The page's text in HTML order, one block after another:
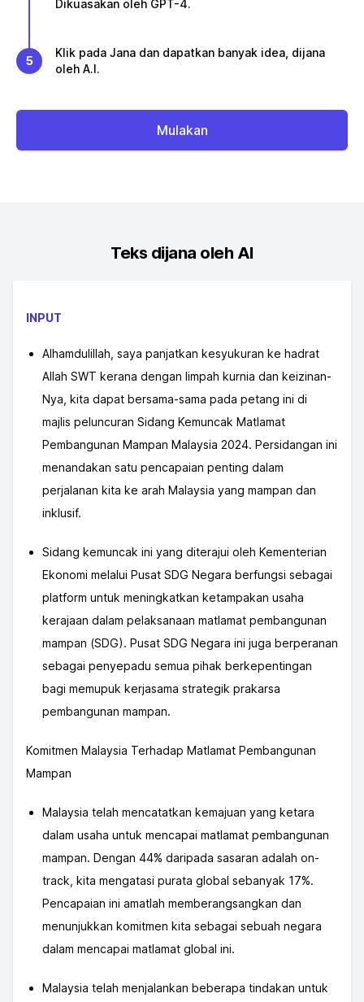
Dikuasakan oleh GPT-4.
5
Klik pada Jana dan dapatkan banyak idea, dijana
oleh A.I.
Mulakan
Teks dijana oleh AI
INPUT
Alhamdulillah, saya panjatkan kesyukuran ke hadrat
Allah SWT kerana dengan limpah kurnia dan keizinan-
Nya, kita dapat bersama-sama pada petang ini di
majlis peluncuran Sidang Kemuncak Matlamat
Pembangunan Mampan Malaysia 2024. Persidangan ini
menandakan satu pencapaian penting dalam
perjalanan kita ke arah Malaysia yang mampan dan
inklusif.
Sidang kemuncak ini yang diterajui oleh Kementerian
Ekonomi melalui Pusat SDG Negara berfungsi sebagai
platform untuk meningkatkan ketampakan usaha
kerajaan dalam pelaksanaan matlamat pembangunan
mampan (SDG). Pusat SDG Negara ini juga berperanan
sebagai penyepadu semua pihak berkepentingan
bagi memupuk kerjasama strategik prakarsa
pembangunan mampan.
Komitmen Malaysia Terhadap Matlamat Pembangunan
Mampan
Malaysia telah mencatatkan kemajuan yang ketara
dalam usaha untuk mencapai matlamat pembangunan
mampan. Dengan 44% daripada sasaran adalah on-
track, kita mengatasi purata global sebanyak 17%.
Pencapaian ini amatlah memberangsangkan dan
menunjukkan komitmen kita sebagai sebuah negara
dalam mencapai matlamat global ini.
Malaysia telah menjalankan beberapa tindakan untuk